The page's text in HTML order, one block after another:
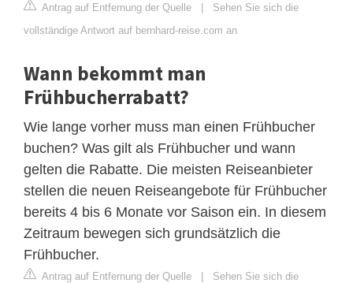
Antrag auf Entfernung der Quelle | Sehen Sie sich die
vollständige Antwort auf bernhard-reise.com an
Wann bekommt man
Frühbucherrabatt?
Wie lange vorher muss man einen Frühbucher
buchen? Was gilt als Frühbucher und wann
gelten die Rabatte. Die meisten Reiseanbieter
stellen die neuen Reiseangebote für Frühbucher
bereits 4 bis 6 Monate vor Saison ein. In diesem
Zeitraum bewegen sich grundsätzlich die
Frühbucher.
Antrag auf Entfernung der Quelle | Sehen Sie sich die